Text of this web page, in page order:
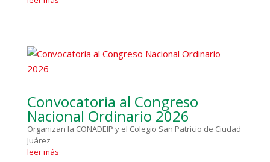
Convocatoria al Congreso
Nacional Ordinario 2026
Organizan la CONADEIP y el Colegio San Patricio de Ciudad
Juárez
leer más